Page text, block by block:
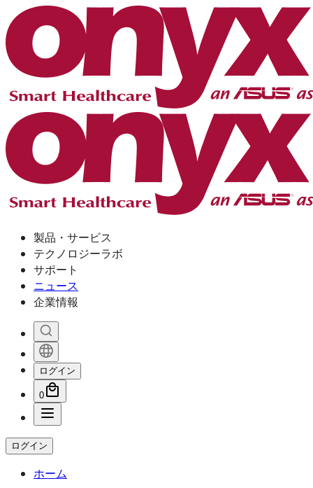
製品・サービス
テクノロジーラボ
サポート
ニュース
企業情報
ログイン
0
ログイン
ホーム